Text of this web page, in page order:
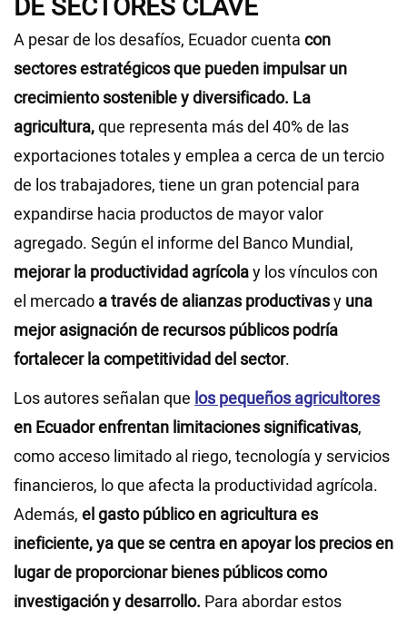
DE SECTORES CLAVE
A pesar de los desafíos, Ecuador cuenta con
sectores estratégicos que pueden impulsar un
crecimiento sostenible y diversificado. La
agricultura,que representa más del 40% de las
exportaciones totales y emplea a cerca de un tercio
de los trabajadores, tiene un gran potencial para
expandirse hacia productos de mayor valor
agregado. Según el informe del Banco Mundial,
mejorar la productividad agrícolay los vínculos con
el mercado a través de alianzas productivasy una
mejor asignación de recursos públicos podría
fortalecer la competitividad del sector.
Los autores señalan que los pequeños agricultores
en Ecuador enfrentan limitaciones significativas,
como acceso limitado al riego, tecnología y servicios
financieros, lo que afecta la productividad agrícola.
Además, el gasto público en agricultura es
ineficiente, ya que se centra en apoyar los precios en
lugar de proporcionar bienes públicos como
investigación y desarrollo. Para abordar estos